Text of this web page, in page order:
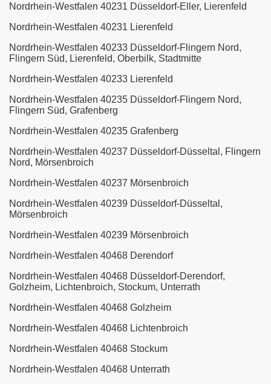
Nordrhein-Westfalen 40231 Düsseldorf-Eller, Lierenfeld
Nordrhein-Westfalen 40231 Lierenfeld
Nordrhein-Westfalen 40233 Düsseldorf-Flingern Nord,
Flingern Süd, Lierenfeld, Oberbilk, Stadtmitte
Nordrhein-Westfalen 40233 Lierenfeld
Nordrhein-Westfalen 40235 Düsseldorf-Flingern Nord,
Flingern Süd, Grafenberg
Nordrhein-Westfalen 40235 Grafenberg
Nordrhein-Westfalen 40237 Düsseldorf-Düsseltal, Flingern
Nord, Mörsenbroich
Nordrhein-Westfalen 40237 Mörsenbroich
Nordrhein-Westfalen 40239 Düsseldorf-Düsseltal,
Mörsenbroich
Nordrhein-Westfalen 40239 Mörsenbroich
Nordrhein-Westfalen 40468 Derendorf
Nordrhein-Westfalen 40468 Düsseldorf-Derendorf,
Golzheim, Lichtenbroich, Stockum, Unterrath
Nordrhein-Westfalen 40468 Golzheim
Nordrhein-Westfalen 40468 Lichtenbroich
Nordrhein-Westfalen 40468 Stockum
Nordrhein-Westfalen 40468 Unterrath